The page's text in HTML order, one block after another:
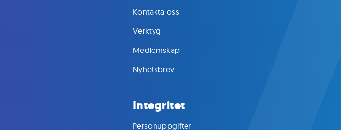
Kontakta oss
Verktyg
Medlemskap
Nyhetsbrev
Integritet
Personuppgifter